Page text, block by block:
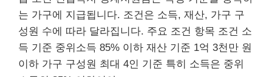
는 가구에 지급됩니다. 조건은 소득, 재산, 가구 구
성원 수에 따라 달라집니다. 주요 조건 항목 조건 소
득 기준 중위소득 85% 이하 재산 기준 1억 3천만 원
이하 가구 구성원 최대 4인 기준 특히 소득은 중위